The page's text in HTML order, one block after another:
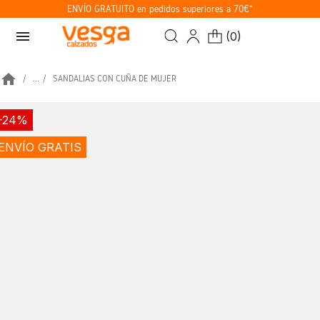
ENVÍO GRATUITO en pedidos superiores a 70€*
menu (0)
home ... SANDALIAS CON CUÑA DE MUJER
GRATIS